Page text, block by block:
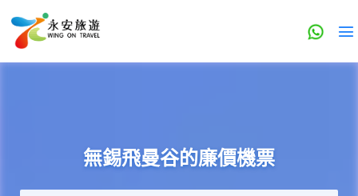
無錫飛曼谷的廉價機票